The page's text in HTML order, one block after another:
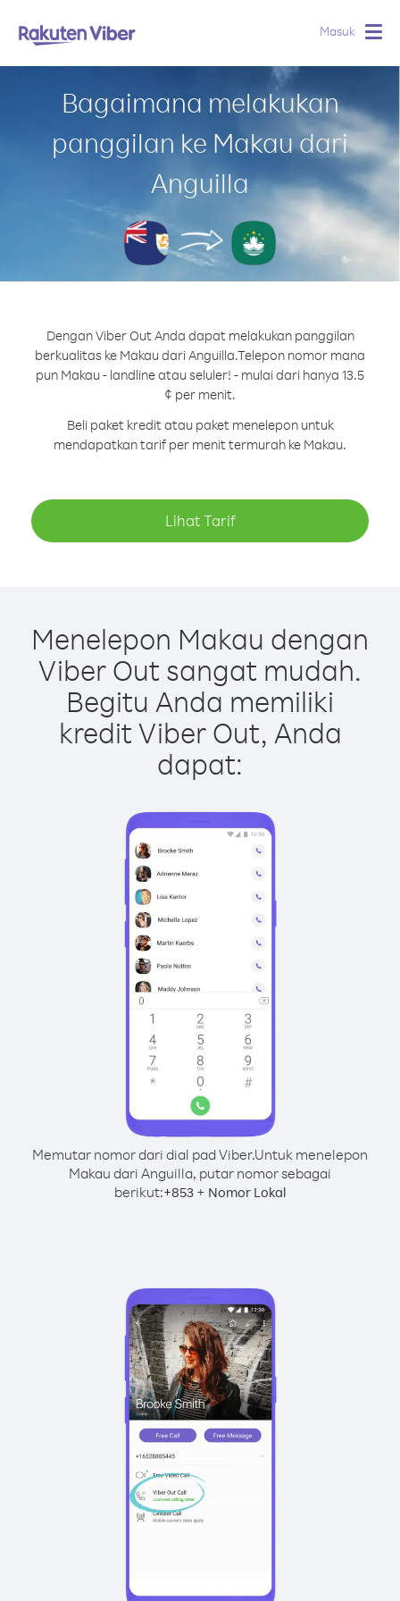
Masuk
Bagaimana melakukan
panggilan ke Makau dari
Anguilla
Dengan Viber Out Anda dapat melakukan panggilan
berkualitas ke Makau dari Anguilla.Telepon nomor mana
pun Makau - landline atau seluler! - mulai dari hanya 13.5
¢ per menit.
Beli paket kredit atau paket menelepon untuk
mendapatkan tarif per menit termurah ke Makau.
Lihat Tarif
Menelepon Makau dengan
Viber Out sangat mudah.
Begitu Anda memiliki
kredit Viber Out, Anda
dapat:
Memutar nomor dari dial pad Viber.Untuk menelepon
Makau dari Anguilla, putar nomor sebagai
berikut:+853+ Nomor Lokal